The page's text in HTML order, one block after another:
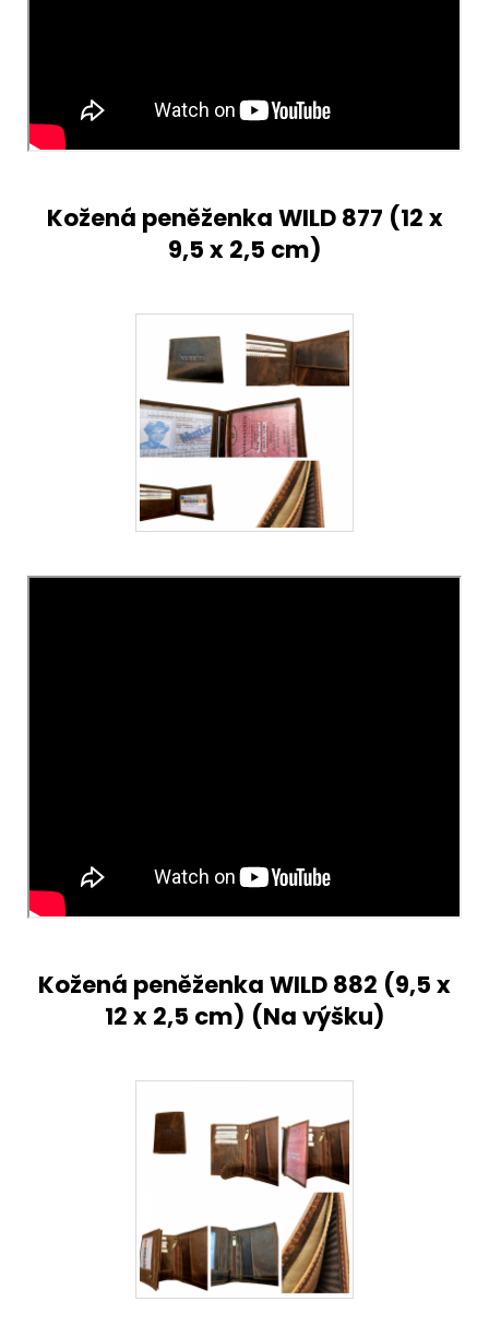
Kožená peněženka WILD 877 (12 x
9,5 x 2,5 cm)
Kožená peněženka WILD 882 (9,5 x
12 x 2,5 cm) (Na výšku)